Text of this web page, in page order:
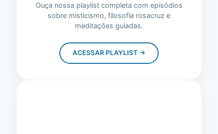
Ouça nossa playlist completa com episódios
sobre misticismo, filosofia rosacruz e
meditações guiadas.
ACESSAR PLAYLIST →